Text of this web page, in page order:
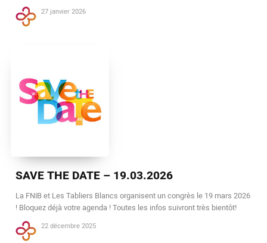
27 janvier 2026
SAVE THE DATE – 19.03.2026
La FNIB et Les Tabliers Blancs organisent un congrès le 19 mars 2026
! Bloquez déjà votre agenda ! Toutes les infos suivront très bientôt!
22 décembre 2025